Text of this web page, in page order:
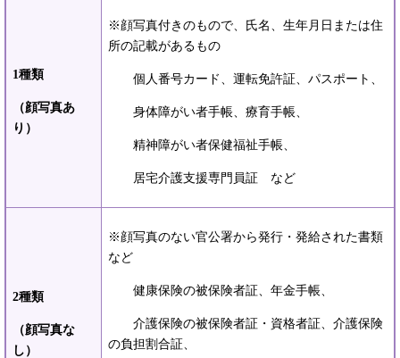
1種類
（顔写真あ
り）
※顔写真付きのもので、氏名、生年月日または住
所の記載があるもの
個人番号カード、運転免許証、パスポート、
身体障がい者手帳、療育手帳、
精神障がい者保健福祉手帳、
居宅介護支援専門員証 など
2種類
（顔写真な
し）
※顔写真のない官公署から発行・発給された書類
など
健康保険の被保険者証、年金手帳、
介護保険の被保険者証・資格者証、介護保険
の負担割合証、